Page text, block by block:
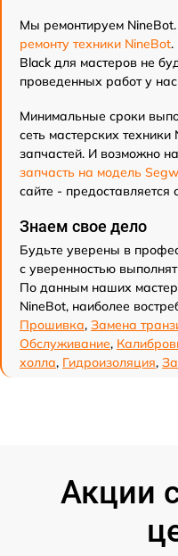
Мы ремонтируем
ремонту техники NineBot.
Black для мастеров не
проведенных работ у
Минимальные сроки
сеть мастерских
запчастей. И возможно
запчасть на модель
сайте - предоставляется
Знаем свое дело
Будьте уверены в
с уверенностью
По данным наших
NineBot, наиболее
Прошивка, Замена
Обслуживание,
холла, Гидроизоляция,
Акции